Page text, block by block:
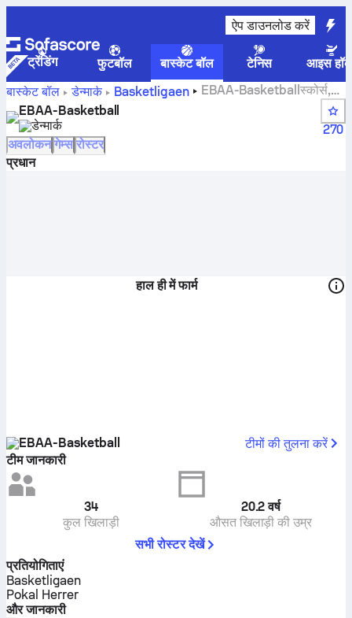
ऐप डाउनलोड करें
ट्रेंडिंग फुटबॉल बास्केट बॉल टेनिस
आइस
बास्केट बॉल
डेन्मार्क Basketligaen
EBAA-Basketballस्कोर्स,
स्टैंडिंग, शेड्यूल और खिलाड़ी
EBAA-Basketball
डेन्मार्क
270
अवलोकन गेम्स रोस्टर
प्रधान
हाल ही में फार्म
EBAA-Basketball
टीमों की तुलना करें
टीम जानकारी
34
कुल खिलाड़ी
20.2वर्ष
औसत खिलाड़ी की उम्र
सभी रोस्टर देखें
प्रतियोगिताएं
Basketligaen
Pokal Herrer
और जानकारी